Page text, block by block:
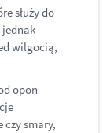
służy do
wilgocią,
opon
smary,